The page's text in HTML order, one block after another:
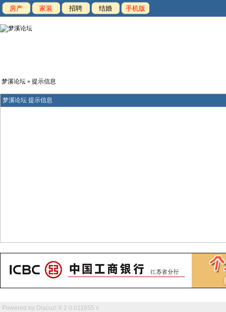
房产 家装 招聘 结婚 手机版
梦溪论坛 » 提示信息
梦溪论坛 提示信息
Powered by Discuz! X 2 0.011655 s